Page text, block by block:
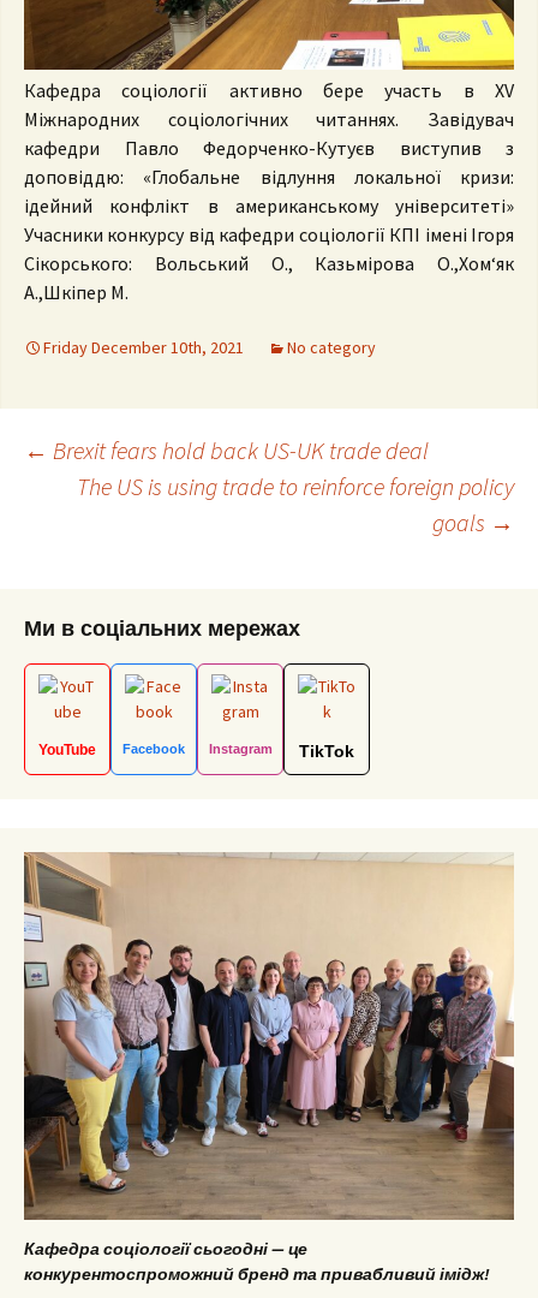
Кафедра соціології активно бере участь в XV
Міжнародних соціологічних читаннях. Завідувач
кафедри Павло Федорченко-Кутуєв виступив з
доповіддю: «Глобальне відлуння локальної кризи:
ідейний конфлікт в американському університеті»
Учасники конкурсу від кафедри соціології КПІ імені Ігоря
Сікорського: Вольський О., Казьмірова О.,Хом‘як
А.,Шкіпер М.
Friday December 10th, 2021 No category
Post
← Brexit fears hold back US-UK trade deal
The US is using trade to reinforce foreign policy
goals →
Ми в соціальних мережах
YouTube Facebook Instagram TikTok
Кафедра соціології сьогодні — це
конкурентоспроможний бренд та привабливий імідж!